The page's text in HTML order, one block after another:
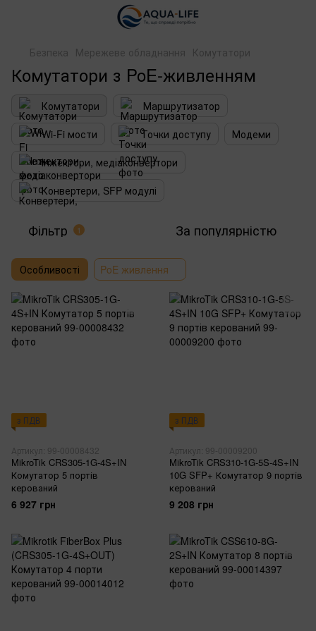
Безпека Мережеве обладнання Комутатори
Комутатори з PoE-живленням
Комутатори
Маршрутизатор
Wi-Fi мости
Точки доступу
Модеми
Інжектори, медіаконвертори
Конвертери, SFP модулі
Фільтр 1 За популярністю
Особливості PoE живлення
з ПДВ
Артикул: 99-00008432
MikroTik CRS305-1G-4S+IN
Комутатор 5 портів
керований
6 927 грн
з ПДВ
Артикул: 99-00009200
MikroTik CRS310-1G-5S-4S+IN
10G SFP+ Комутатор 9 портів
керований
9 208 грн